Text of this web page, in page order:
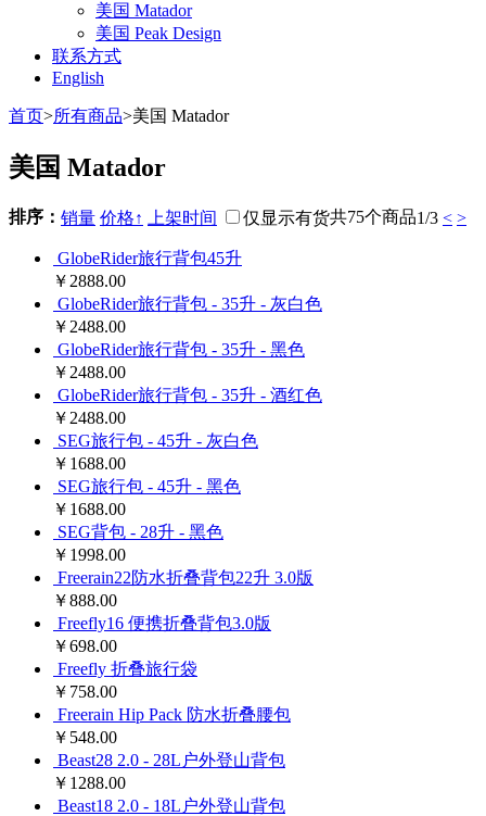
美国 Matador
美国 Peak Design
联系方式
English
首页>所有商品>美国 Matador
美国 Matador
排序： 销量 价格↑ 上架时间 仅显示有货共75个商品1/3 < >
GlobeRider旅行背包45升
￥2888.00
GlobeRider旅行背包 - 35升 - 灰白色
￥2488.00
GlobeRider旅行背包 - 35升 - 黑色
￥2488.00
GlobeRider旅行背包 - 35升 - 酒红色
￥2488.00
SEG旅行包 - 45升 - 灰白色
￥1688.00
SEG旅行包 - 45升 - 黑色
￥1688.00
SEG背包 - 28升 - 黑色
￥1998.00
Freerain22防水折叠背包22升 3.0版
￥888.00
Freefly16 便携折叠背包3.0版
￥698.00
Freefly 折叠旅行袋
￥758.00
Freerain Hip Pack 防水折叠腰包
￥548.00
Beast28 2.0 - 28L户外登山背包
￥1288.00
Beast18 2.0 - 18L户外登山背包